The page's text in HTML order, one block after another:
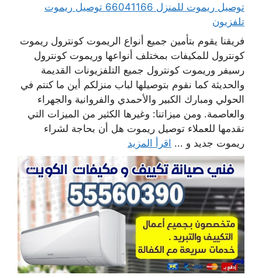
توصيل ريموت للمنزل 66041166 توصيل ريموت
تلفزيون
فريقنا يقوم بتأمين جميع أنواع الريموت كونترول ريموت
كونترول للمكيفات بمختلف أنواعها وريموت كونترول
رسيفر وريموت كونترول جميع التلفزيونات القديمة
والحديثة كما نقوم بتوصيلها لباب منزلكم أين ما كنتم في
الحولي ومبارك الكبير والأحمدي والفروانية والجهراء
والعاصمة. ومن ميزاتنا: وغيرها الكثير من الميزات التي
نقدمها للعملاء توصيل ريموت هل أن بحاجة لشراء
ريموت جديد و ... اقرأ المزيد